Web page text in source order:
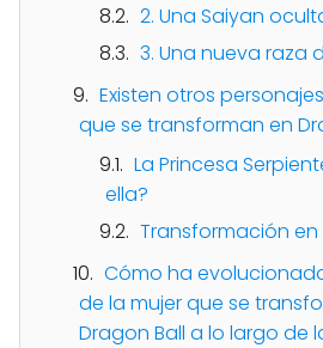
2. Una Saiyan
3. Una nueva raza
Existen otros
que se transforman en
La Princesa
ella?
Transformación en
Cómo ha
de la mujer que se
Dragon Ball a lo largo de